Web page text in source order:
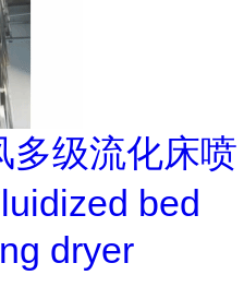
多级流化床喷
bed
dryer